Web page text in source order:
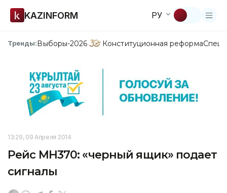
KAZINFORM РУ
Тренды:Выборы-2026 Конституционная реформа
13:29, 09 Апреля 2014
Рейс МН370: «черный ящик» подает
сигналы